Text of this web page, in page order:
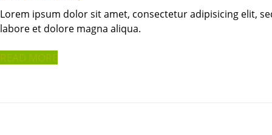
Lorem ipsum dolor sit amet, consectetur adipisicing elit,
labore et dolore magna aliqua.
READ MORE